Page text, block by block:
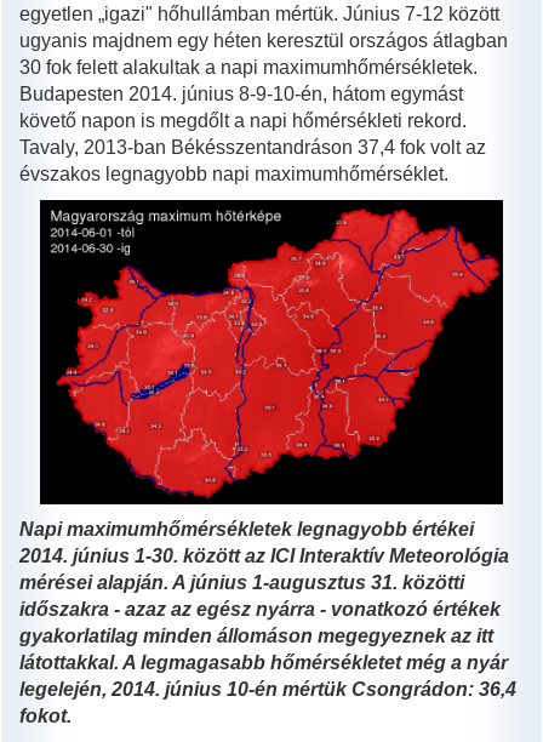
egyetlen „igazi" hőhullámban mértük. Június 7-12 között
ugyanis majdnem egy héten keresztül országos átlagban
30 fok felett alakultak a napi maximumhőmérsékletek.
Budapesten 2014. június 8-9-10-én, hátom egymást
követő napon is megdőlt a napi hőmérsékleti rekord.
Tavaly, 2013-ban Békésszentandráson 37,4 fok volt az
évszakos legnagyobb napi maximumhőmérséklet.
Napi maximumhőmérsékletek legnagyobb értékei
2014. június 1-30. között az ICI Interaktív Meteorológia
mérései alapján. A június 1-augusztus 31. közötti
időszakra - azaz az egész nyárra - vonatkozó értékek
gyakorlatilag minden állomáson megegyeznek az itt
látottakkal. A legmagasabb hőmérsékletet még a nyár
legelején, 2014. június 10-én mértük Csongrádon: 36,4
fokot.